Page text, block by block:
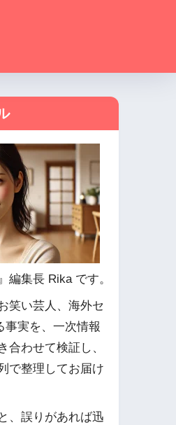
編集長 Rika です。
笑い芸人、海外セ
事実を、一次情報
合わせて検証し、
で整理してお届け
、誤りがあれば迅